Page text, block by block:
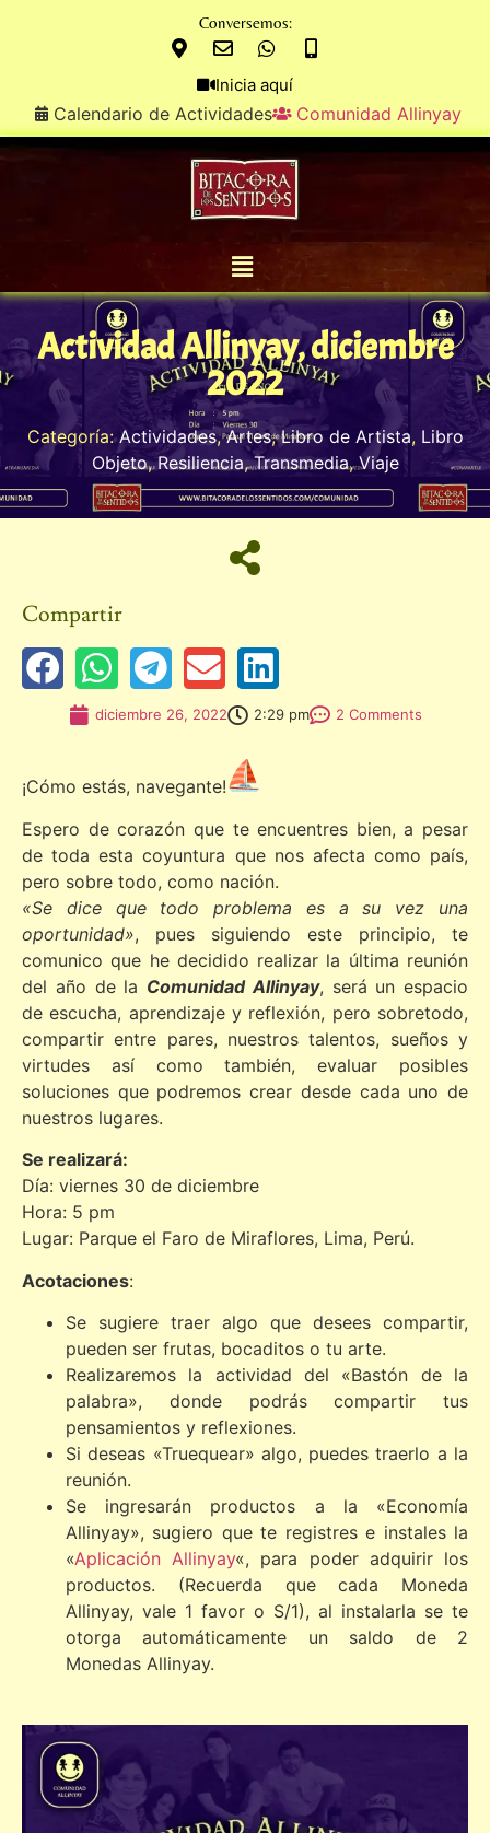
Conversemos:
Inicia aquí
Calendario de Actividades Comunidad Allinyay
Actividad Allinyay, diciembre
2022
Categoría:Actividades,Artes,Libro de Artista, Libro
Objeto,Resiliencia,Transmedia,Viaje
Compartir
diciembre 26, 2022 2:29 pm 2 Comments
¡Cómo estás, navegante!
Espero de corazón que te encuentres bien, a pesar
de toda esta coyuntura que nos afecta como país,
pero sobre todo, como nación.
«Se dice que todo problema es a su vez una
oportunidad», pues siguiendo este principio, te
comunico que he decidido realizar la última reunión
del año de la Comunidad Allinyay, será un espacio
de escucha, aprendizaje y reflexión, pero sobretodo,
compartir entre pares, nuestros talentos, sueños y
virtudes así como también, evaluar posibles
soluciones que podremos crear desde cada uno de
nuestros lugares.
Se realizará:
Día: viernes 30 de diciembre
Hora: 5 pm
Lugar: Parque el Faro de Miraflores, Lima, Perú.
Acotaciones:
Se sugiere traer algo que desees compartir,
pueden ser frutas, bocaditos o tu arte.
Realizaremos la actividad del «Bastón de la
palabra», donde podrás compartir tus
pensamientos y reflexiones.
Si deseas «Truequear» algo, puedes traerlo a la
reunión.
Se ingresarán productos a la «Economía
Allinyay», sugiero que te registres e instales la
«Aplicación Allinyay«, para poder adquirir los
productos. (Recuerda que cada Moneda
Allinyay, vale 1 favor o S/1), al instalarla se te
otorga automáticamente un saldo de 2
Monedas Allinyay.